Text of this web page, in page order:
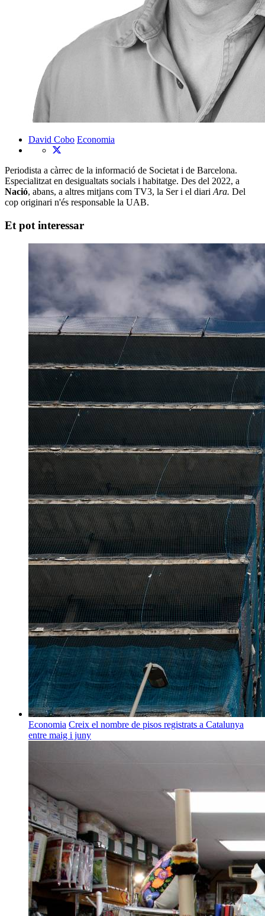
David Cobo Economia
Periodista a càrrec de la informació de Societat i de Barcelona.
Especialitzat en desigualtats socials i habitatge. Des del 2022, a
Nació, abans, a altres mitjans com TV3, la Ser i el diari Ara. Del
cop originari n'és responsable la UAB.
Et pot interessar
Economia Creix el nombre de pisos registrats a Catalunya
entre maig i juny